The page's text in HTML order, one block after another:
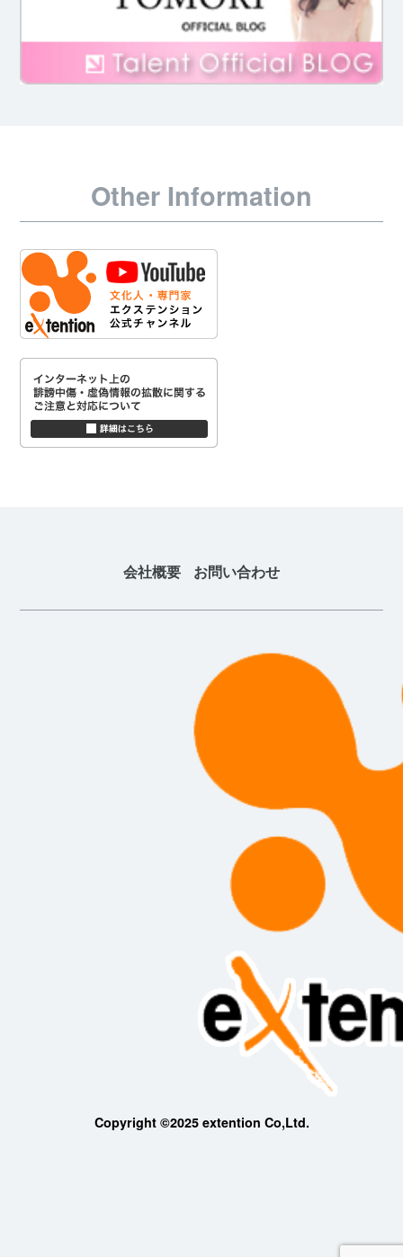
Other Information
会社概要 お問い合わせ
Copyright ©2025 extention Co,Ltd.